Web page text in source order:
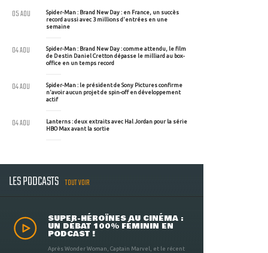
Spider-Man : Brand New Day : en France, un succès
record aussi avec 3 millions d'entrées en une
semaine
05 AOU
Spider-Man : Brand New Day : comme attendu, le film
de Destin Daniel Cretton dépasse le milliard au box-
office en un temps record
04 AOU
Spider-Man : le président de Sony Pictures confirme
n'avoir aucun projet de spin-off en développement
actif
04 AOU
Lanterns : deux extraits avec Hal Jordan pour la série
HBO Max avant la sortie
04 AOU
LES PODCASTS TOUT VOIR
SUPER-HÉROÏNES AU CINÉMA :
UN DÉBAT 100% FÉMININ EN
PODCAST !
Après Wonder Woman, Captain Marvel, et le récent